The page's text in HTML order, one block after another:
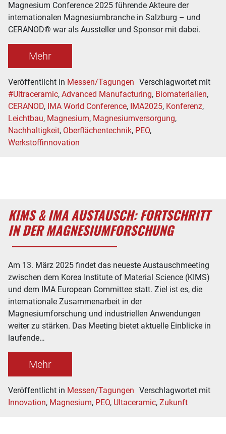
Magnesium Conference 2025 führende Akteure der
internationalen Magnesiumbranche in Salzburg – und
CERANOD® war als Aussteller und Sponsor mit dabei.
Mehr
Veröffentlicht in Messen/Tagungen Verschlagwortet mit
#Ultraceramic, Advanced Manufacturing, Biomaterialien,
CERANOD, IMA World Conference, IMA2025, Konferenz,
Leichtbau, Magnesium, Magnesiumversorgung,
Nachhaltigkeit, Oberflächentechnik, PEO,
Werkstoffinnovation
KIMS & IMA AUSTAUSCH: FORTSCHRITT
IN DER MAGNESIUMFORSCHUNG
Am 13. März 2025 findet das neueste Austauschmeeting
zwischen dem Korea Institute of Material Science (KIMS)
und dem IMA European Committee statt. Ziel ist es, die
internationale Zusammenarbeit in der
Magnesiumforschung und industriellen Anwendungen
weiter zu stärken. Das Meeting bietet aktuelle Einblicke in
laufende…
Mehr
Veröffentlicht in Messen/Tagungen Verschlagwortet mit
Innovation, Magnesium, PEO, Ultaceramic, Zukunft